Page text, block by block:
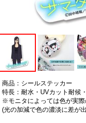
商品：シールステッカー
特長：耐水・UVカット耐候
※モニタによっては色が実際
(光の加減で色の濃淡に差が